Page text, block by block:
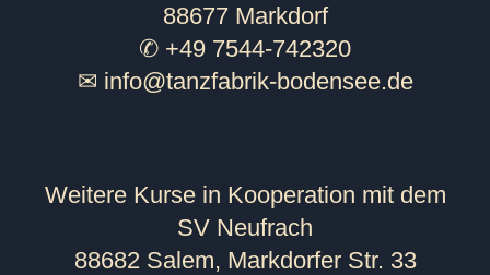
88677 Markdorf
✆ +49 7544-742320
✉ info@tanzfabrik-bodensee.de
Weitere Kurse in Kooperation mit dem
SV Neufrach
88682 Salem, Markdorfer Str. 33